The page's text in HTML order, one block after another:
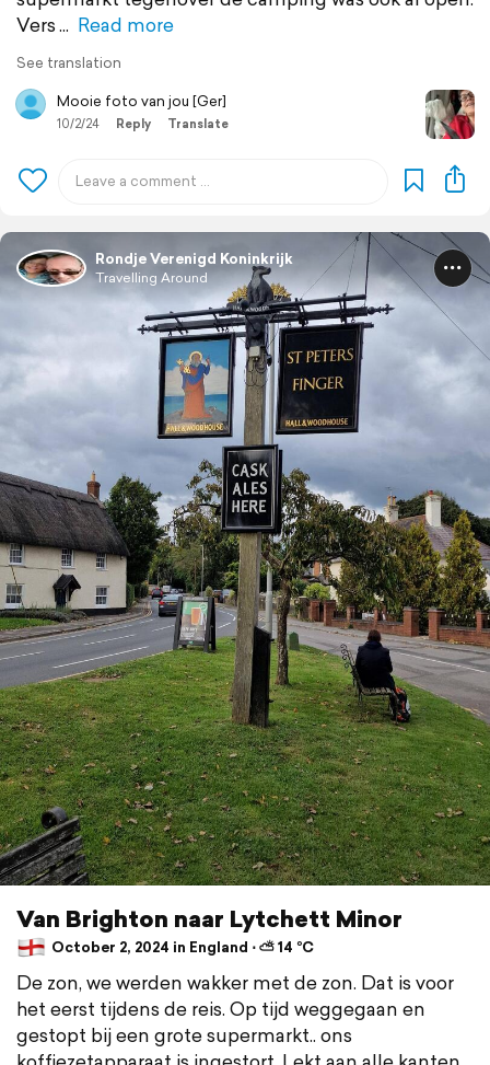
Vers
Read more
See translation
Mooie foto van jou [Ger]
10/2/24 Reply Translate
Rondje Verenigd Koninkrijk
Travelling Around
Van Brighton naar Lytchett Minor
October 2, 2024 in England ⋅ ⛅ 14 °C
De zon, we werden wakker met de zon. Dat is voor
het eerst tijdens de reis. Op tijd weggegaan en
gestopt bij een grote supermarkt.. ons